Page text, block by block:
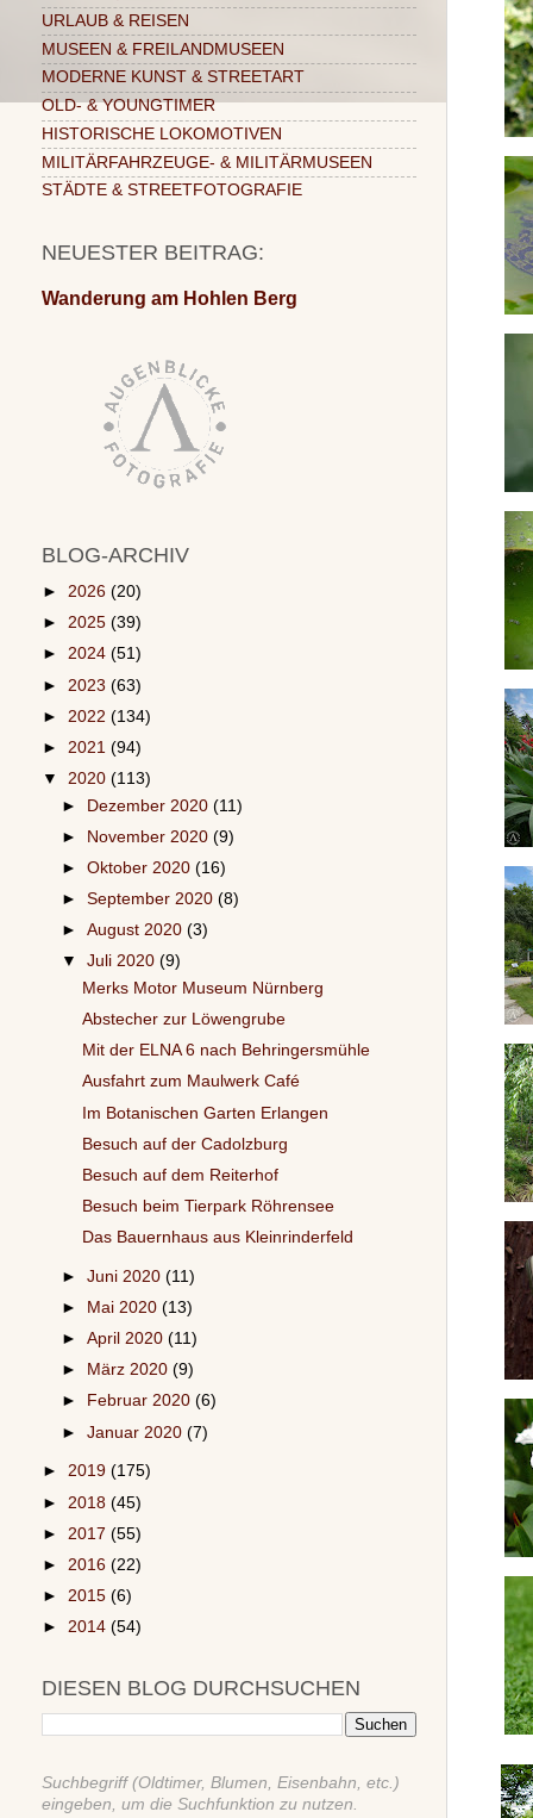
URLAUB & REISEN
MUSEEN & FREILANDMUSEEN
MODERNE KUNST & STREETART
OLD- & YOUNGTIMER
HISTORISCHE LOKOMOTIVEN
MILITÄRFAHRZEUGE- & MILITÄRMUSEEN
STÄDTE & STREETFOTOGRAFIE
NEUESTER BEITRAG:
Wanderung am Hohlen Berg
BLOG-ARCHIV
► 2026 (20)
► 2025 (39)
► 2024 (51)
► 2023 (63)
► 2022 (134)
► 2021 (94)
▼ 2020 (113)
► Dezember 2020(11)
►
November 2020(9)
►Oktober 2020(16)
►September 2020(8)
►August 2020(3)
▼Juli 2020(9)
Merks Motor Museum Nürnberg
Abstecher zur Löwengrube
Mit der ELNA 6 nach Behringersmühle
Ausfahrt zum Maulwerk Café
Im Botanischen Garten Erlangen
Besuch auf der Cadolzburg
Besuch auf dem Reiterhof
Besuch beim Tierpark Röhrensee
Das Bauernhaus aus Kleinrinderfeld
►Juni 2020(11)
►
Mai 2020(13)
►April 2020(11)
►
März 2020(9)
►
Februar 2020(6)
►Januar 2020(7)
► 2019 (175)
► 2018 (45)
► 2017 (55)
► 2016 (22)
► 2015 (6)
► 2014 (54)
DIESEN BLOG DURCHSUCHEN
Suchbegriff (Oldtimer, Blumen, Eisenbahn, etc.)
eingeben, um die Suchfunktion zu nutzen.